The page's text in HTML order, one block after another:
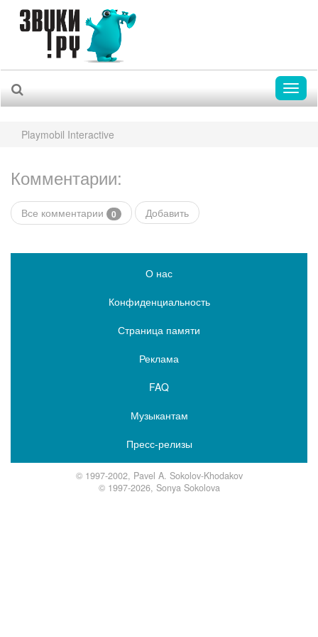
Playmobil Interactive
Комментарии:
Все комментарии 0 Добавить
О нас
Конфиденциальность
Страница памяти
Реклама
FAQ
Музыкантам
Пресс-релизы
© 1997-2002, Pavel A. Sokolov-Khodakov
© 1997-2026, Sonya Sokolova